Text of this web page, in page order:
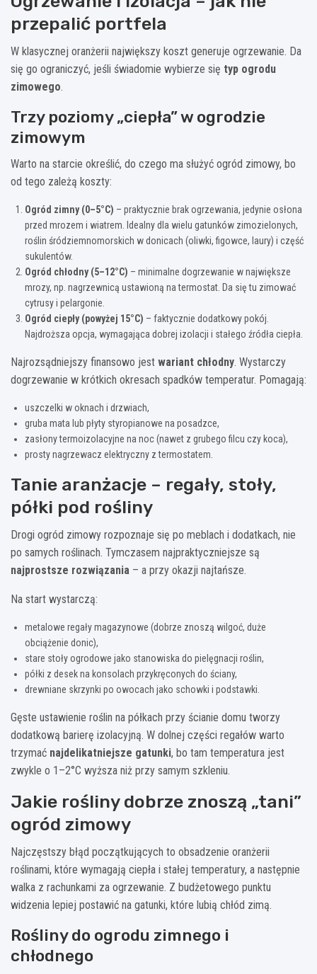
przepalić portfela
W klasycznej oranżerii największy koszt generuje ogrzewanie. Da
się go ograniczyć, jeśli świadomie wybierze się typ ogrodu
zimowego.
Trzy poziomy „ciepła” w ogrodzie
zimowym
Warto na starcie określić, do czego ma służyć ogród zimowy, bo
od tego zależą koszty:
Ogród zimny (0–5°C) – praktycznie brak ogrzewania, jedynie osłona
przed mrozem i wiatrem. Idealny dla wielu gatunków zimozielonych,
roślin śródziemnomorskich w donicach (oliwki, figowce, laury) i część
sukulentów.
Ogród chłodny (5–12°C) – minimalne dogrzewanie w największe
mrozy, np. nagrzewnicą ustawioną na termostat. Da się tu zimować
cytrusy i pelargonie.
Ogród ciepły (powyżej 15°C) – faktycznie dodatkowy pokój.
Najdroższa opcja, wymagająca dobrej izolacji i stałego źródła ciepła.
Najrozsądniejszy finansowo jest wariant chłodny. Wystarczy
dogrzewanie w krótkich okresach spadków temperatur. Pomagają:
uszczelki w oknach i drzwiach,
gruba mata lub płyty styropianowe na posadzce,
zasłony termoizolacyjne na noc (nawet z grubego filcu czy koca),
prosty nagrzewacz elektryczny z termostatem.
Tanie aranżacje – regały, stoły,
półki pod rośliny
Drogi ogród zimowy rozpoznaje się po meblach i dodatkach, nie
po samych roślinach. Tymczasem najpraktyczniejsze są
najprostsze rozwiązania – a przy okazji najtańsze.
Na start wystarczą:
metalowe regały magazynowe (dobrze znoszą wilgoć, duże
obciążenie donic),
stare stoły ogrodowe jako stanowiska do pielęgnacji roślin,
półki z desek na konsolach przykręconych do ściany,
drewniane skrzynki po owocach jako schowki i podstawki.
Gęste ustawienie roślin na półkach przy ścianie domu tworzy
dodatkową barierę izolacyjną. W dolnej części regałów warto
trzymać najdelikatniejsze gatunki, bo tam temperatura jest
zwykle o 1–2°C wyższa niż przy samym szkleniu.
Jakie rośliny dobrze znoszą „tani”
ogród zimowy
Najczęstszy błąd początkujących to obsadzenie oranżerii
roślinami, które wymagają ciepła i stałej temperatury, a następnie
walka z rachunkami za ogrzewanie. Z budżetowego punktu
widzenia lepiej postawić na gatunki, które lubią chłód zimą.
Rośliny do ogrodu zimnego i
chłodnego